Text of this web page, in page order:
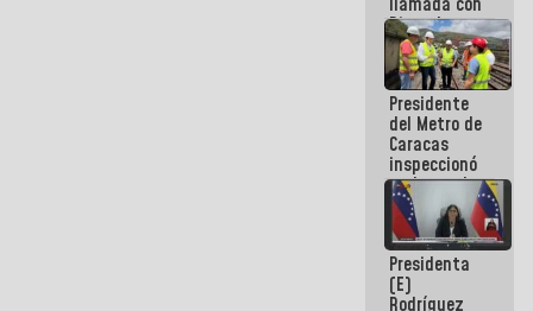
Dinorah
Figuera y
acuerdan
primer
encuentro
presencial
para el
diálogo
Presidente
del Metro de
Caracas
inspeccionó
trabajos de
rehabilitación
y
modernización
de la vía
férrea
Presidenta
(E)
Rodríguez